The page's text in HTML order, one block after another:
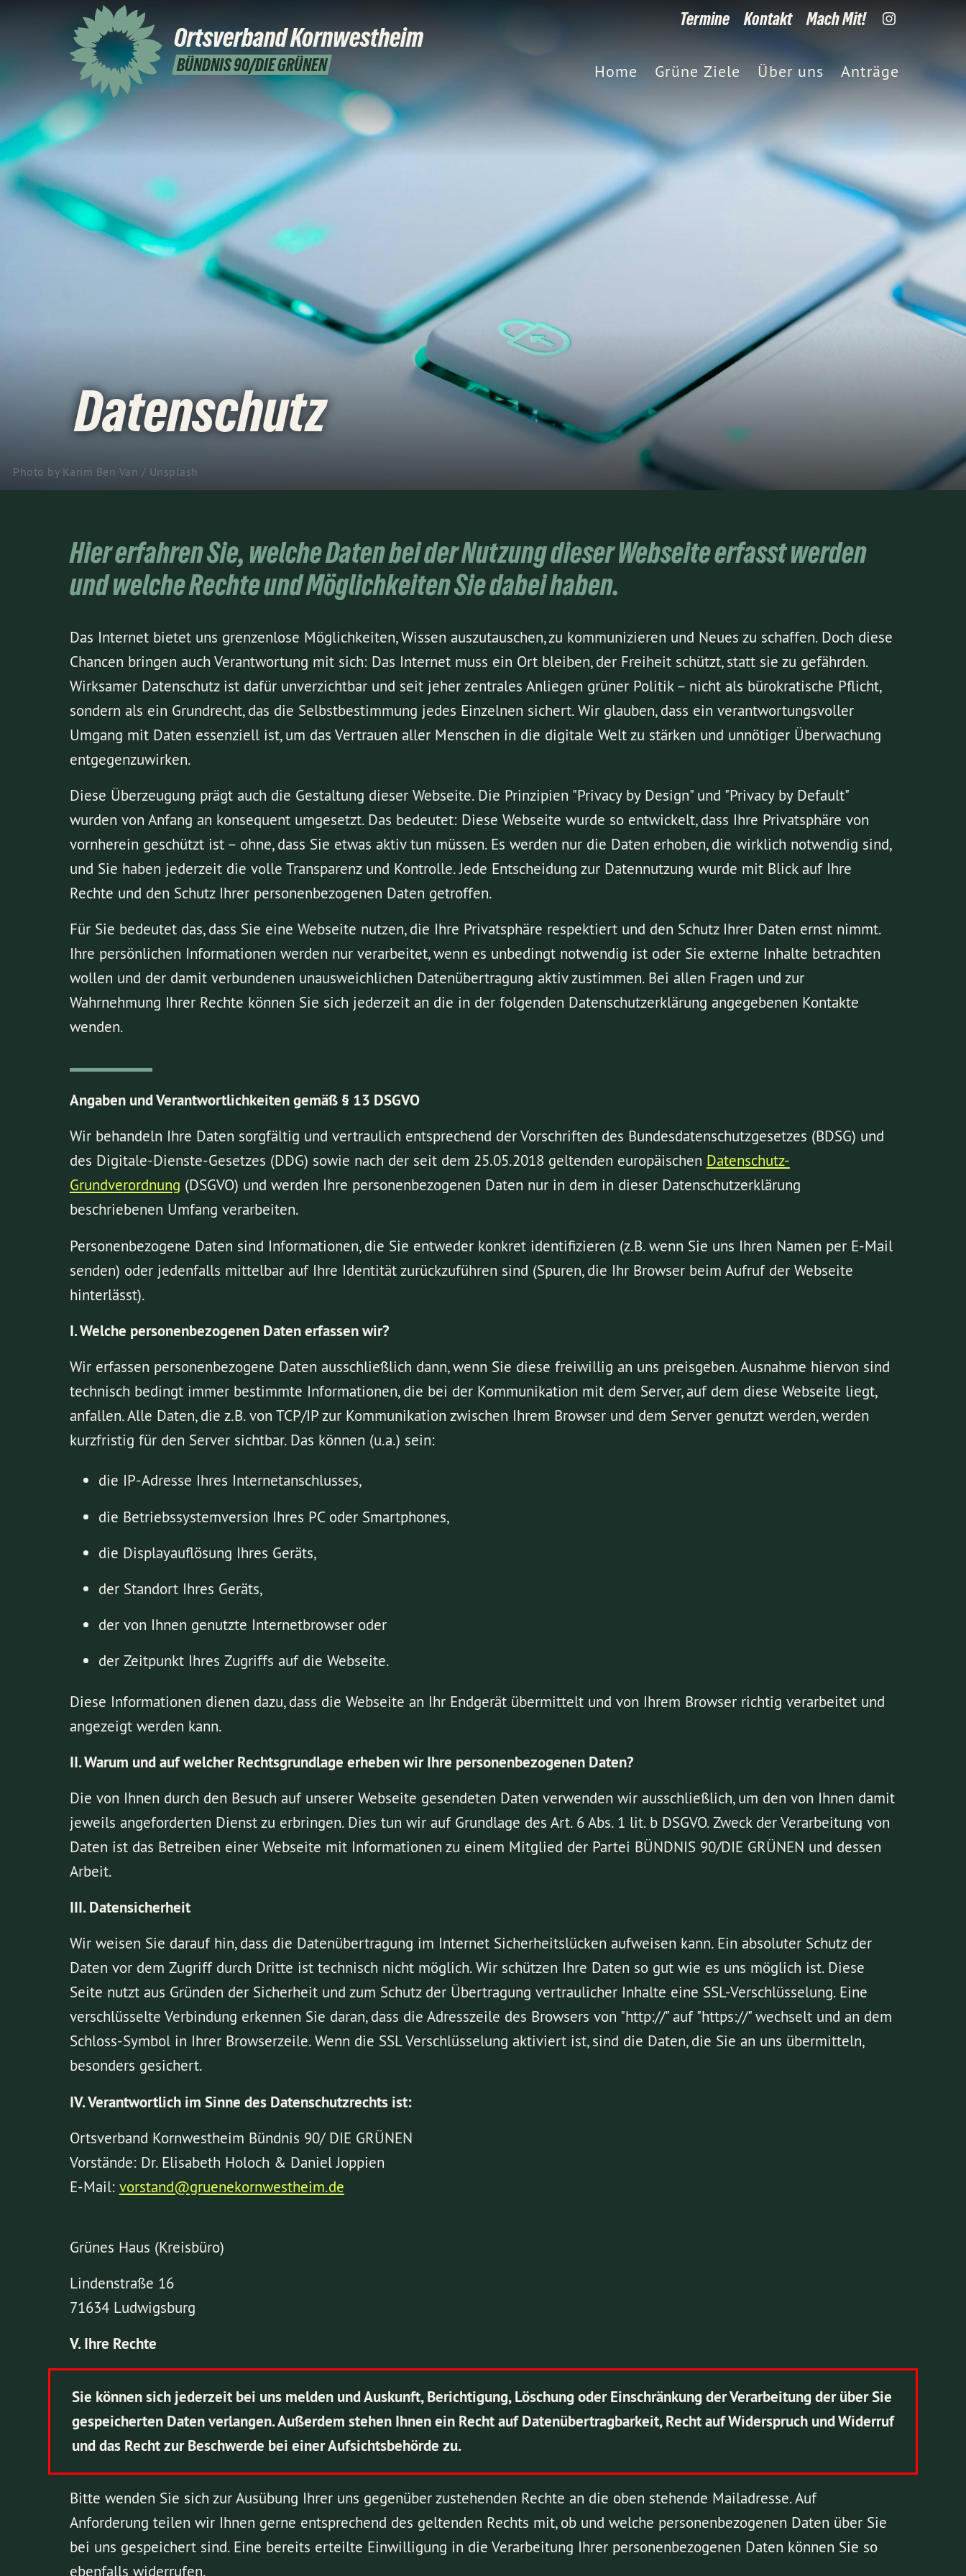
OrtsverbandKornwestheim
BÜNDNIS 90/DIE GRÜNEN
Termine Kontakt Mach Mit!
Home Grüne Ziele Über uns Anträge
Photo by Karim Ben Van / Unsplash
Datenschutz
Hier erfahren Sie, welche Daten bei der Nutzung dieser Webseite erfasst werden
und welche Rechte und Möglichkeiten Sie dabei haben.
Das Internet bietet uns grenzenlose Möglichkeiten, Wissen auszutauschen, zu kommunizieren und Neues zu schaffen. Doch diese
Chancen bringen auch Verantwortung mit sich: Das Internet muss ein Ort bleiben, der Freiheit schützt, statt sie zu gefährden.
Wirksamer Datenschutz ist dafür unverzichtbar und seit jeher zentrales Anliegen grüner Politik – nicht als bürokratische Pflicht,
sondern als ein Grundrecht, das die Selbstbestimmung jedes Einzelnen sichert. Wir glauben, dass ein verantwortungsvoller
Umgang mit Daten essenziell ist, um das Vertrauen aller Menschen in die digitale Welt zu stärken und unnötiger Überwachung
entgegenzuwirken.
Diese Überzeugung prägt auch die Gestaltung dieser Webseite. Die Prinzipien "Privacy by Design" und "Privacy by Default"
wurden von Anfang an konsequent umgesetzt. Das bedeutet: Diese Webseite wurde so entwickelt, dass Ihre Privatsphäre von
vornherein geschützt ist – ohne, dass Sie etwas aktiv tun müssen. Es werden nur die Daten erhoben, die wirklich notwendig sind,
und Sie haben jederzeit die volle Transparenz und Kontrolle. Jede Entscheidung zur Datennutzung wurde mit Blick auf Ihre
Rechte und den Schutz Ihrer personenbezogenen Daten getroffen.
Für Sie bedeutet das, dass Sie eine Webseite nutzen, die Ihre Privatsphäre respektiert und den Schutz Ihrer Daten ernst nimmt.
Ihre persönlichen Informationen werden nur verarbeitet, wenn es unbedingt notwendig ist oder Sie externe Inhalte betrachten
wollen und der damit verbundenen unausweichlichen Datenübertragung aktiv zustimmen. Bei allen Fragen und zur
Wahrnehmung Ihrer Rechte können Sie sich jederzeit an die in der folgenden Datenschutzerklärung angegebenen Kontakte
wenden.
Angaben und Verantwortlichkeiten gemäß § 13 DSGVO
Wir behandeln Ihre Daten sorgfältig und vertraulich entsprechend der Vorschriften des Bundesdatenschutzgesetzes (BDSG) und
des Digitale-Dienste-Gesetzes (DDG) sowie nach der seit dem 25.05.2018 geltenden europäischen Datenschutz-
Grundverordnung (DSGVO) und werden Ihre personenbezogenen Daten nur in dem in dieser Datenschutzerklärung
beschriebenen Umfang verarbeiten.
Personenbezogene Daten sind Informationen, die Sie entweder konkret identifizieren (z.B. wenn Sie uns Ihren Namen per E-Mail
senden) oder jedenfalls mittelbar auf Ihre Identität zurückzuführen sind (Spuren, die Ihr Browser beim Aufruf der Webseite
hinterlässt).
I. Welche personenbezogenen Daten erfassen wir?
Wir erfassen personenbezogene Daten ausschließlich dann, wenn Sie diese freiwillig an uns preisgeben. Ausnahme hiervon sind
technisch bedingt immer bestimmte Informationen, die bei der Kommunikation mit dem Server, auf dem diese Webseite liegt,
anfallen. Alle Daten, die z.B. von TCP/IP zur Kommunikation zwischen Ihrem Browser und dem Server genutzt werden, werden
kurzfristig für den Server sichtbar. Das können (u.a.) sein:
die IP-Adresse Ihres Internetanschlusses,
die Betriebssystemversion Ihres PC oder Smartphones,
die Displayauflösung Ihres Geräts,
der Standort Ihres Geräts,
der von Ihnen genutzte Internetbrowser oder
der Zeitpunkt Ihres Zugriffs auf die Webseite.
Diese Informationen dienen dazu, dass die Webseite an Ihr Endgerät übermittelt und von Ihrem Browser richtig verarbeitet und
angezeigt werden kann.
II. Warum und auf welcher Rechtsgrundlage erheben wir Ihre personenbezogenen Daten?
Die von Ihnen durch den Besuch auf unserer Webseite gesendeten Daten verwenden wir ausschließlich, um den von Ihnen damit
jeweils angeforderten Dienst zu erbringen. Dies tun wir auf Grundlage des Art. 6 Abs. 1 lit. b DSGVO. Zweck der Verarbeitung von
Daten ist das Betreiben einer Webseite mit Informationen zu einem Mitglied der Partei BÜNDNIS 90/DIE GRÜNEN und dessen
Arbeit.
III. Datensicherheit
Wir weisen Sie darauf hin, dass die Datenübertragung im Internet Sicherheitslücken aufweisen kann. Ein absoluter Schutz der
Daten vor dem Zugriff durch Dritte ist technisch nicht möglich. Wir schützen Ihre Daten so gut wie es uns möglich ist. Diese
Seite nutzt aus Gründen der Sicherheit und zum Schutz der Übertragung vertraulicher Inhalte eine SSL-Verschlüsselung. Eine
verschlüsselte Verbindung erkennen Sie daran, dass die Adresszeile des Browsers von "http://" auf "https://" wechselt und an dem
Schloss-Symbol in Ihrer Browserzeile. Wenn die SSL Verschlüsselung aktiviert ist, sind die Daten, die Sie an uns übermitteln,
besonders gesichert.
IV. Verantwortlich im Sinne des Datenschutzrechts ist:
Ortsverband Kornwestheim Bündnis 90/ DIE GRÜNEN
Vorstände: Dr. Elisabeth Holoch & Daniel Joppien
E-Mail: vorstand@gruenekornwestheim.de
Grünes Haus (Kreisbüro)
Lindenstraße 16
71634 Ludwigsburg
V. Ihre Rechte
Sie können sich jederzeit bei uns melden und Auskunft, Berichtigung, Löschung oder Einschränkung der Verarbeitung der über Sie
gespeicherten Daten verlangen. Außerdem stehen Ihnen ein Recht auf Datenübertragbarkeit, Recht auf Widerspruch und Widerruf
und das Recht zur Beschwerde bei einer Aufsichtsbehörde zu.
Bitte wenden Sie sich zur Ausübung Ihrer uns gegenüber zustehenden Rechte an die oben stehende Mailadresse. Auf
Anforderung teilen wir Ihnen gerne entsprechend des geltenden Rechts mit, ob und welche personenbezogenen Daten über Sie
bei uns gespeichert sind. Eine bereits erteilte Einwilligung in die Verarbeitung Ihrer personenbezogenen Daten können Sie so
ebenfalls widerrufen.